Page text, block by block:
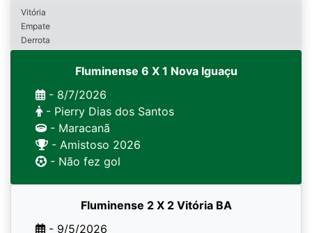
Vitória
Empate
Derrota
Fluminense 6 X 1 Nova Iguaçu
- 8/7/2026
- Pierry Dias dos Santos
- Maracanã
- Amistoso 2026
- Não fez gol
Fluminense 2 X 2 Vitória BA
- 9/5/2026